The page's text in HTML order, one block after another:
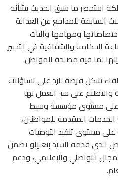
استحضر ما سبق الحديث بشأنه
السابقة للمدافع عن العدالة
ومهامها وآليات
الحكامة والشفافية في التدبير
لما فيه مصلحة المواطن.
شكل فرصة للرد على تساؤلات
على سير العمل بها
على مستوى مؤسسة وسيط
المقدمة للمواطنين،
على مستوى تنفيذ التوصيات
الذي قدمه السيد بنعليلو تضمن
التواصلي والإعلامي، ودعم